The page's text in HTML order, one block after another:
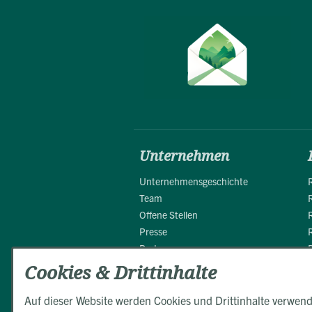
Unternehmen
Unternehmensgeschichte
Team
Offene Stellen
Presse
Partner
Cookies & Drittinhalte
Auf dieser Website werden Cookies und Drittinhalte